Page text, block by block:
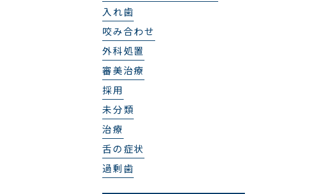
入れ歯
咬み合わせ
外科処置
審美治療
採用
未分類
治療
舌の症状
過剰歯